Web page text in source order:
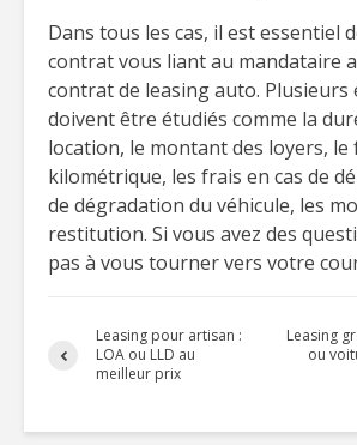
Dans tous les cas, il est essentiel
contrat vous liant au mandataire
contrat de leasing auto. Plusieurs
doivent être étudiés comme la
location, le montant des loyers,
kilométrique, les frais en cas de
de dégradation du véhicule, les
restitution. Si vous avez des
pas à vous tourner vers votre
Leasing pour artisan :
LOA ou LLD au
meilleur prix
Leasing
ou